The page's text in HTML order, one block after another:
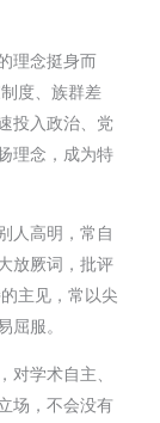
理念挺身而
度、族群差
投入政治、党
理念，成为特
人高明，常自
放厥词，批评
主见，常以尖
屈服。
对学术自主、
场，不会没有